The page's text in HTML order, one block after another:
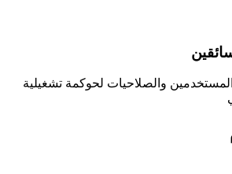
والصلاحيات لحوكمة تشغيلية